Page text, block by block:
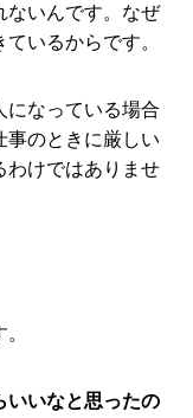
ないんです。なぜ
いるからです。
になっている場合
事のときに厳しい
わけではありませ
いいなと思ったの